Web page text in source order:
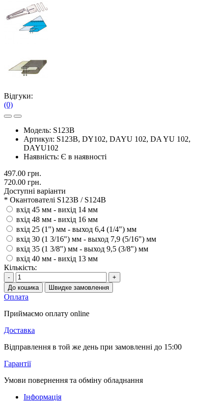
Відгуки:
(0)
Модель: S123B
Артикул: S123B, DY102, DAYU 102, DA YU 102,
DAYU102
Наявність: Є в наявності
497.00 грн.
720.00 грн.
Доступні варіанти
* Окантователі S123B / S124B
вхід 45 мм - вихід 14 мм
вхід 48 мм - вихід 16 мм
вхід 25 (1") мм - выход 6,4 (1/4") мм
вхід 30 (1 3/16") мм - выход 7,9 (5/16") мм
вхід 35 (1 3/8") мм - выход 9,5 (3/8") мм
вхід 40 мм - вихід 13 мм
Кількість:
-
+
До кошика
Швидке замовлення
Оплата
Приймаємо оплату online
Доставка
Відправлення в той же день при замовленні до 15:00
Гарантії
Умови повернення та обміну обладнання
Інформація